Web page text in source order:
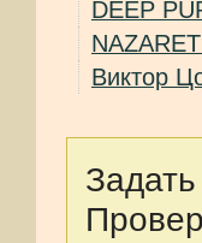
DEEP
Виктор